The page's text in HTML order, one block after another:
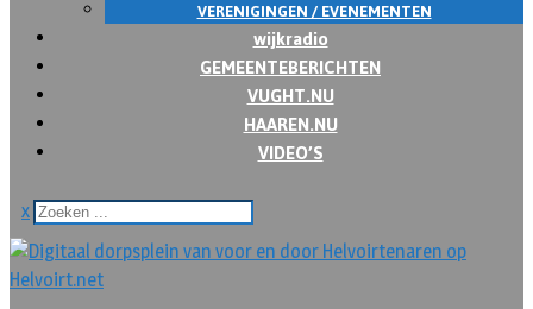
VERENIGINGEN / EVENEMENTEN
wijkradio
GEMEENTEBERICHTEN
VUGHT.NU
HAAREN.NU
VIDEO’S
x